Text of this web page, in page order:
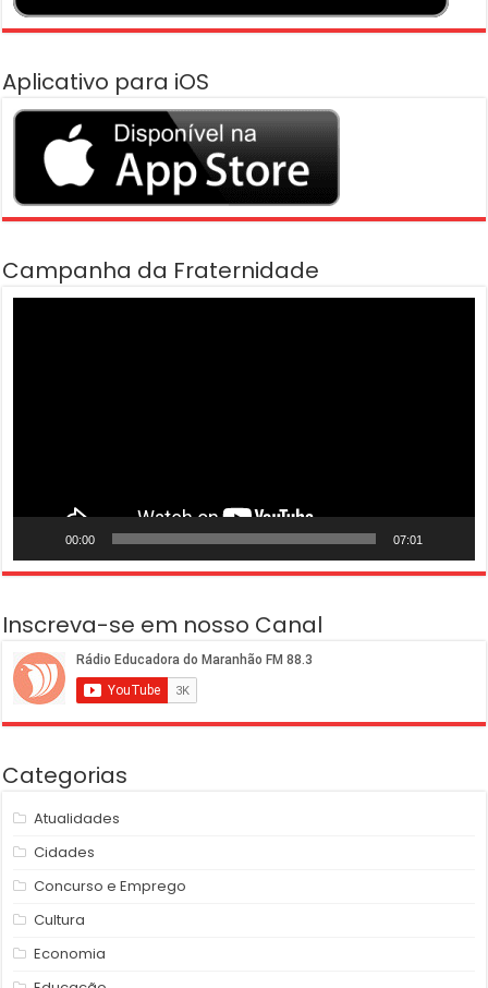
Aplicativo para iOS
Campanha da Fraternidade
00:00 07:01
Inscreva-se em nosso Canal
Categorias
Atualidades
Cidades
Concurso e Emprego
Cultura
Economia